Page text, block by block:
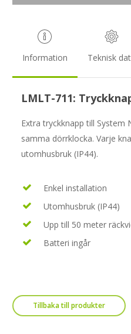
Information Teknisk
LMLT-711:
Extra tryckknapp till System
samma dörrklocka. Varje
utomhusbruk (IP44).
Enkel installation
Utomhusbruk (IP44)
Upp till 50 meter
Batteri ingår
Tillbaka till produkter